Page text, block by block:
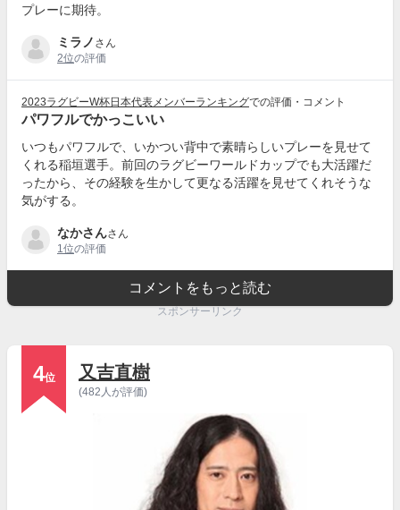
プレーに期待。
ミラノ さん
2位の評価
2023ラグビーW杯日本代表メンバーランキングでの評価・コメント
パワフルでかっこいい
いつもパワフルで、いかつい背中で素晴らしいプレーを見せて
くれる稲垣選手。前回のラグビーワールドカップでも大活躍だ
ったから、その経験を生かして更なる活躍を見せてくれそうな
気がする。
なかさんさん
1位の評価
コメントをもっと読む
スポンサーリンク
4位 又吉直樹
(482人が評価)